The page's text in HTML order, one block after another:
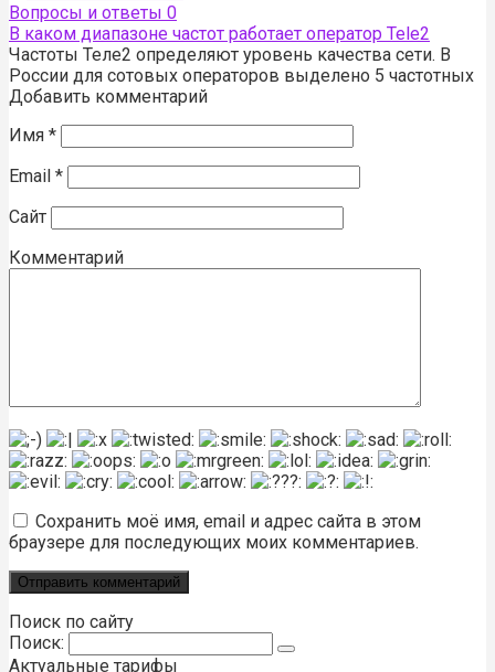
Вопросы и ответы 0
В каком диапазоне частот работает оператор Tele2
Частоты Теле2 определяют уровень качества сети. В
России для сотовых операторов выделено 5 частотных
Добавить комментарий
Имя *
Email *
Сайт
Комментарий
Сохранить моё имя, email и адрес сайта в этом
браузере для последующих моих комментариев.
Поиск по сайту
Поиск:
Актуальные тарифы